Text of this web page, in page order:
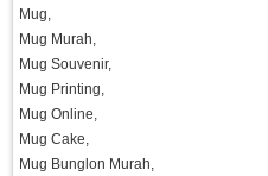
Mug,
Mug Murah,
Mug Souvenir,
Mug Printing,
Mug Online,
Mug Cake,
Mug Bunglon Murah,